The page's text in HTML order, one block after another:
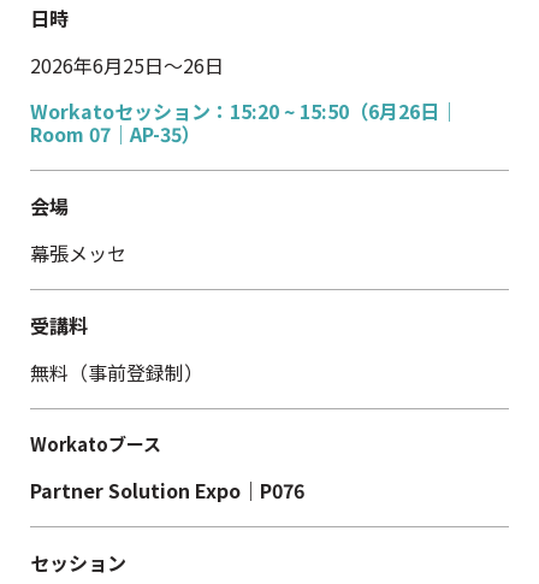
日時
2026年6月25日～26日
Workatoセッション：15:20 ~ 15:50（6月26日｜
Room 07｜AP-35）
会場
幕張メッセ
受講料
無料（事前登録制）
Workatoブース
Partner Solution Expo​｜P076
セッション